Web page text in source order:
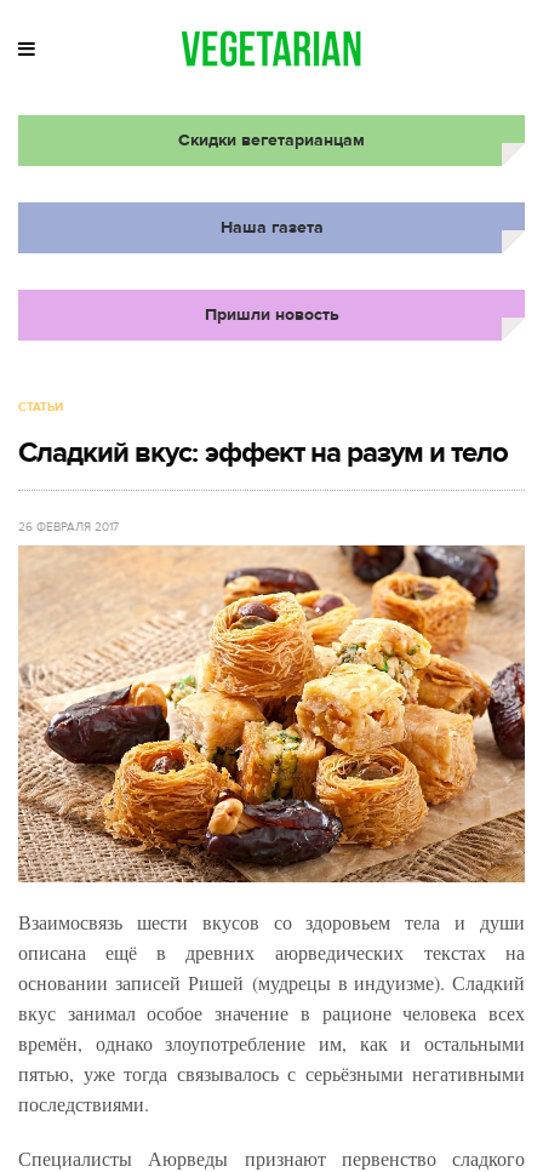
Скидки вегетарианцам
Наша газета
Пришли новость
СТАТЬИ
Сладкий вкус: эффект на разум и тело
26 ФЕВРАЛЯ 2017
Взаимосвязь шести вкусов со здоровьем тела и души
описана ещё в древних аюрведических текстах на
основании записей Ришей (мудрецы в индуизме). Сладкий
вкус занимал особое значение в рационе человека всех
времён, однако злоупотребление им, как и остальными
пятью, уже тогда связывалось с серьёзными негативными
последствиями.
Специалисты Аюрведы признают первенство сладкого